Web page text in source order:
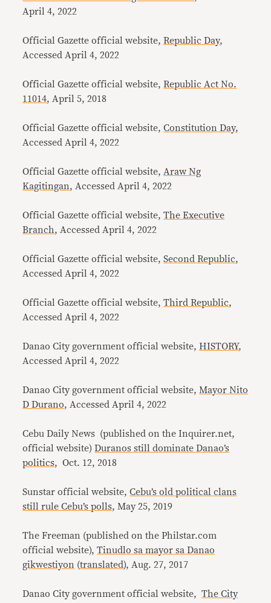
April 4, 2022
Official Gazette official website,Republic Day,
Accessed April 4, 2022
Official Gazette official website,Republic Act No.
11014, April 5, 2018
Official Gazette official website,Constitution Day,
Accessed April 4, 2022
Official Gazette official website, Araw Ng
Kagitingan, Accessed April 4, 2022
Official Gazette official website,The Executive
Branch, Accessed April 4, 2022
Official Gazette official website,Second Republic,
Accessed April 4, 2022
Official Gazette official website,Third Republic,
Accessed April 4, 2022
Danao City government official website,HISTORY,
Accessed April 4, 2022
Danao City government official website, Mayor Nito
D Durano, Accessed April 4, 2022
Cebu Daily News (published on the Inquirer.net,
official website)Duranos still dominate Danao’s
politics, Oct. 12, 2018
Sunstar official website,Cebu’s old political clans
still rule Cebu’s polls, May 25, 2019
The Freeman (published on the Philstar.com
official website),Tinudlo sa mayor sa Danao
gikwestiyon (translated), Aug. 27, 2017
Danao City government official website,The City